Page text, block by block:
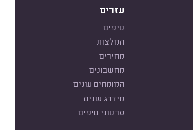
עזרים
טיפים
המלצות
מחירים
מחשבונים
המומחים עונים
מידרג עונים
סרטוני טיפים